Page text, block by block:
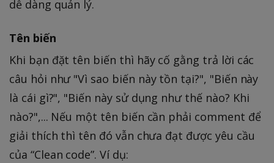
dễ dàng quản lý.
Tên biến
Khi bạn đặt tên biến thì hãy cố gằng trả lời các
câu hỏi như "Vì sao biến này tồn tại?", "Biến này
là cái gì?", "Biến này sử dụng như thế nào? Khi
nào?",... Nếu một tên biến cần phải comment để
giải thích thì tên đó vẫn chưa đạt được yêu cầu
của “Clean code”. Ví dụ: